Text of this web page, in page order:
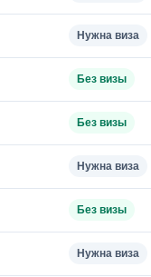
Нужна виза
Без визы
Без визы
Нужна виза
Без визы
Нужна виза